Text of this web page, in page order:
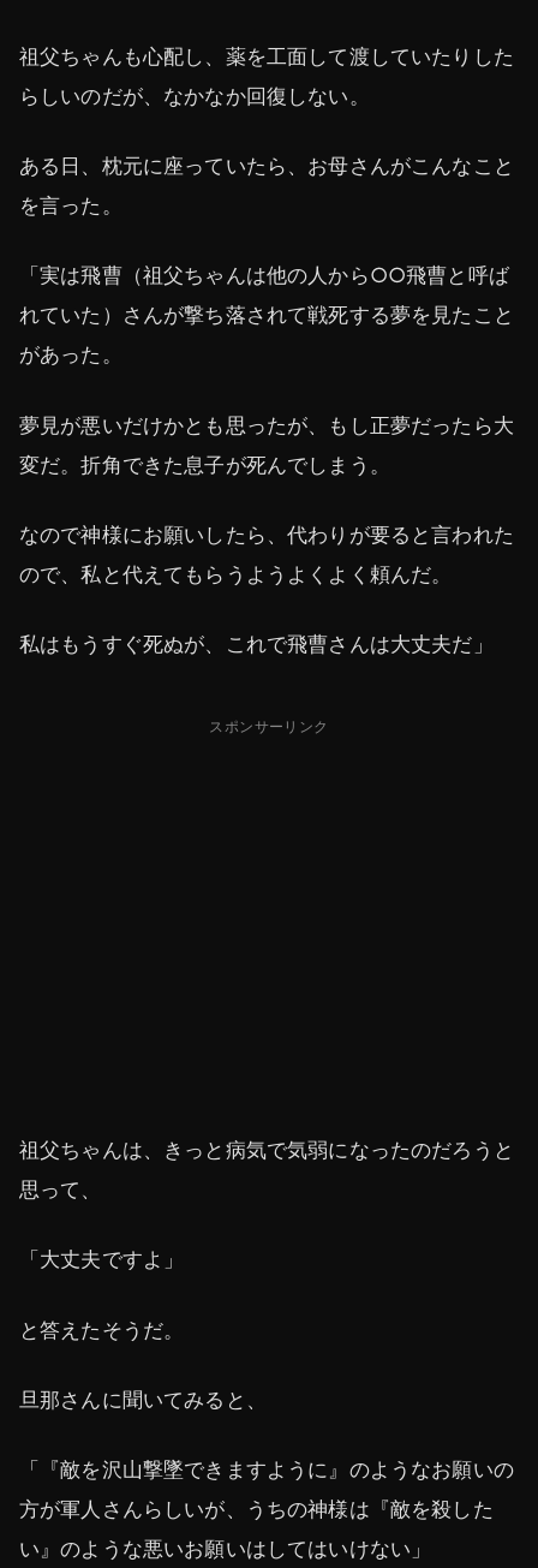
祖父ちゃんも心配し、薬を工面して渡していたりした
らしいのだが、なかなか回復しない。
ある日、枕元に座っていたら、お母さんがこんなこと
を言った。
「実は飛曹（祖父ちゃんは他の人から○○飛曹と呼ば
れていた）さんが撃ち落されて戦死する夢を見たこと
があった。
夢見が悪いだけかとも思ったが、もし正夢だったら大
変だ。折角できた息子が死んでしまう。
なので神様にお願いしたら、代わりが要ると言われた
ので、私と代えてもらうようよくよく頼んだ。
私はもうすぐ死ぬが、これで飛曹さんは大丈夫だ」
スポンサーリンク
祖父ちゃんは、きっと病気で気弱になったのだろうと
思って、
「大丈夫ですよ」
と答えたそうだ。
旦那さんに聞いてみると、
「『敵を沢山撃墜できますように』のようなお願いの
方が軍人さんらしいが、うちの神様は『敵を殺した
い』のような悪いお願いはしてはいけない」